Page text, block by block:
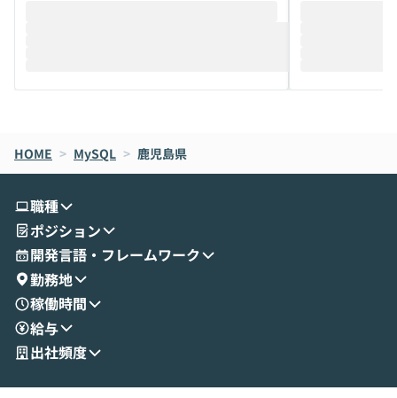
メルカリでの判断基準をもとに「なぜClau
oworkの基本的な機能をご紹介いただきま
す。 続く公開デモでは、実際にCoworkを
せいただきます。数分でワークフローが完
成する手軽さや、Gmail等の外部サービス
とセキュアに連携できるポイントなど、実
演を通じて具体的なイメージをお届けしま
す。 後半のディスカッションでは、セキュ
リティの考え方や社内導入の進め方など、
現場目線でさらに深掘りしていきます。
「自分の業務をAIで自動化してみたいけ
いう方にこそ参加いただきたいイベントで
それぞれの本当
ント構築の最前
HOME > MySQL > 鹿児島県
職種
ポジション
開発言語・フレームワーク
勤務地
稼働時間
給与
出社頻度